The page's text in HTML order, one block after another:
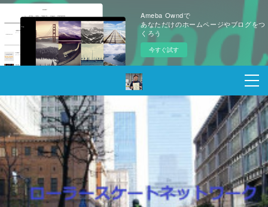
Ameba Owndで
あなただけのホームページやブログをつ
くろう
今すぐ試す